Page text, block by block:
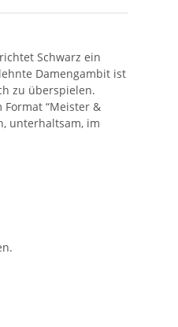
Schwarz ein
Damengambit ist
zu überspielen.
“Meister &
unterhaltsam, im